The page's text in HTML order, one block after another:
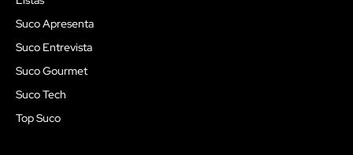
Suco Apresenta
Suco Entrevista
Suco Gourmet
Suco Tech
Top Suco